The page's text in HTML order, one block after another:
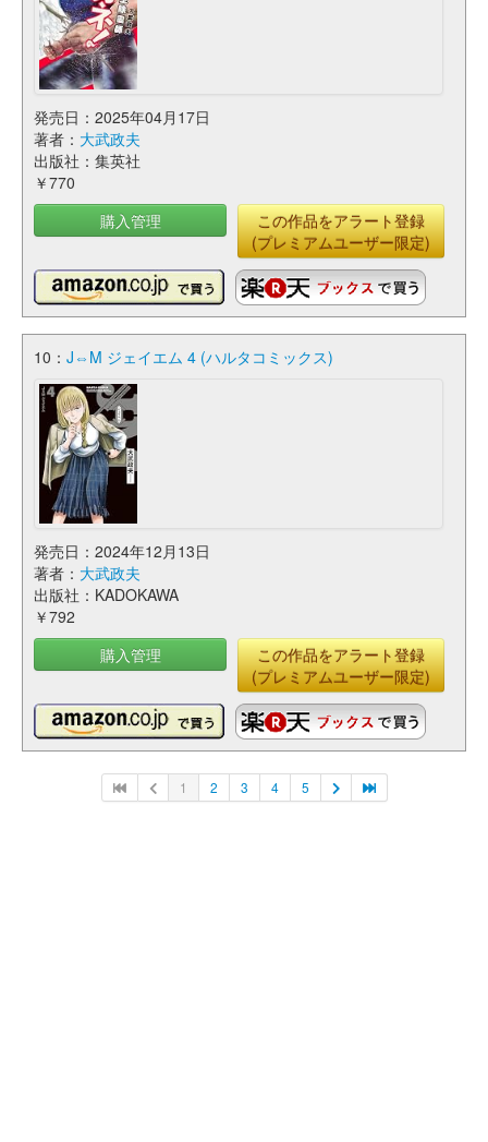
発売日：2025年04月17日
著者： 大武政夫
出版社：集英社
￥770
購入管理
この作品をアラート登録
(プレミアムユーザー限定)
10： J⇔M ジェイエム 4 (ハルタコミックス)
発売日：2024年12月13日
著者： 大武政夫
出版社：KADOKAWA
￥792
購入管理
この作品をアラート登録
(プレミアムユーザー限定)
1 2 3 4 5